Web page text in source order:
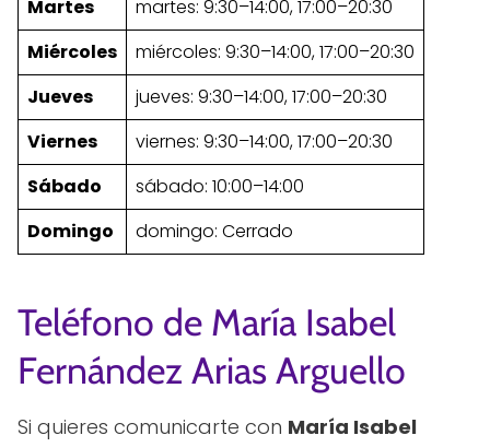
Martes
martes: 9:30–14:00, 17:00–20:30
Miércoles
miércoles: 9:30–14:00, 17:00–20:30
Jueves
jueves: 9:30–14:00, 17:00–20:30
Viernes
viernes: 9:30–14:00, 17:00–20:30
Sábado
sábado: 10:00–14:00
Domingo
domingo: Cerrado
Teléfono de María Isabel
Fernández Arias Arguello
Si quieres comunicarte con María Isabel